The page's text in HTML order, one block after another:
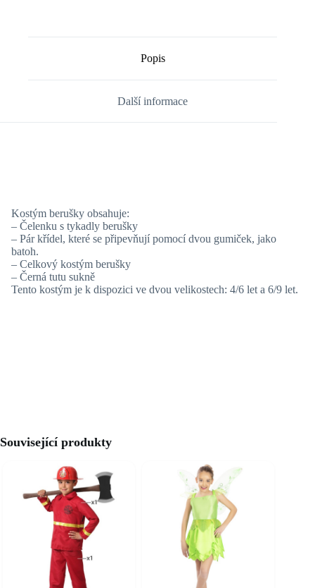
Popis
Další informace
Kostým berušky obsahuje:
– Čelenku s tykadly berušky
– Pár křídel, které se připevňují pomocí dvou gumiček, jako
batoh.
– Celkový kostým berušky
– Černá tutu sukně
Tento kostým je k dispozici ve dvou velikostech: 4/6 let a 6/9 let.
Související produkty